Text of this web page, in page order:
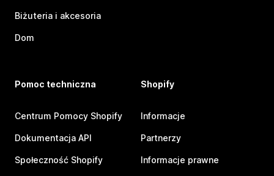
Biżuteria i akcesoria
Dom
Pomoc techniczna
Centrum Pomocy Shopify
Dokumentacja API
Społeczność Shopify
Shopify
Informacje
Partnerzy
Informacje prawne